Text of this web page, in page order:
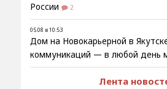
России
2
05.08 в 10:53
Дом на Новокарьерной в
коммуникаций — в любой день
Лента